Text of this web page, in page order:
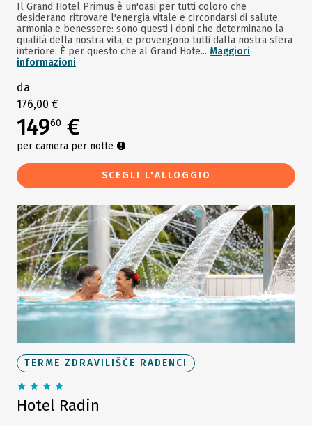
Il Grand Hotel Primus è un'oasi per tutti coloro che
desiderano ritrovare l'energia vitale e circondarsi di salute,
armonia e benessere: sono questi i doni che determinano la
qualità della nostra vita, e provengono tutti dalla nostra sfera
interiore. È per questo che al Grand Hote... Maggiori
informazioni
da
176,00 €
14960 €
per camera per notte
SCEGLI L'ALLOGGIO
TERME ZDRAVILIŠČE RADENCI
Hotel Radin